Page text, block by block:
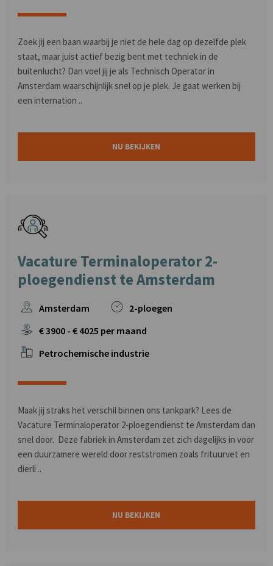
Zoek jij een baan waarbij je niet de hele dag op dezelfde plek
staat, maar juist actief bezig bent met techniek in de
buitenlucht? Dan voel jij je als Technisch Operator in
Amsterdam waarschijnlijk snel op je plek. Je gaat werken bij
een internation ..
NU BEKIJKEN
Vacature Terminaloperator 2-
ploegendienst te Amsterdam
Amsterdam
2-ploegen
€3900 - € 4025 per maand
Petrochemische industrie
Maak jij straks het verschil binnen ons tankpark? Lees de
Vacature Terminaloperator 2-ploegendienst te Amsterdam dan
snel door. Deze fabriek in Amsterdam zet zich dagelijks in voor
een duurzamere wereld door reststromen zoals frituurvet en
dierli ..
NU BEKIJKEN